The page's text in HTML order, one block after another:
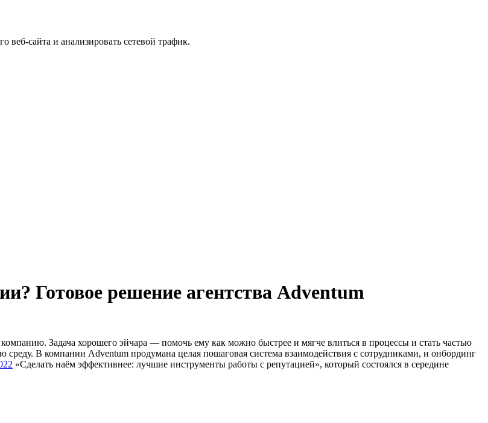
сайта и анализировать сетевой трафик.
Готовое решение агентства Adventum
Задача хорошего эйчара — помочь ему как можно быстрее и мягче влиться в процессы и стать частью
В компании Adventum продумана целая пошаговая система взаимодействия с сотрудниками, и онбординг
«Сделать наём эффективнее: лучшие инструменты работы с репутацией», который состоялся в середине